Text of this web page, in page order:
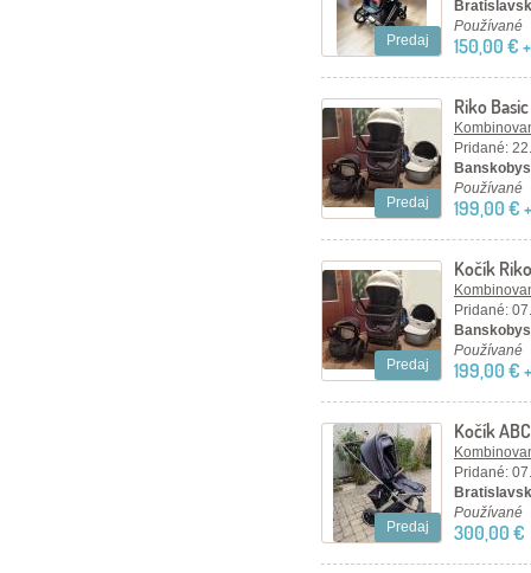
Predaj
Používané
150,00 €
Predaj
Riko
Pridané:
Používané
199,00 €
Predaj
Kočík
Pridané:
Používané
199,00 €
Predaj
Kočík
Pridané:
Používané
300,00 €